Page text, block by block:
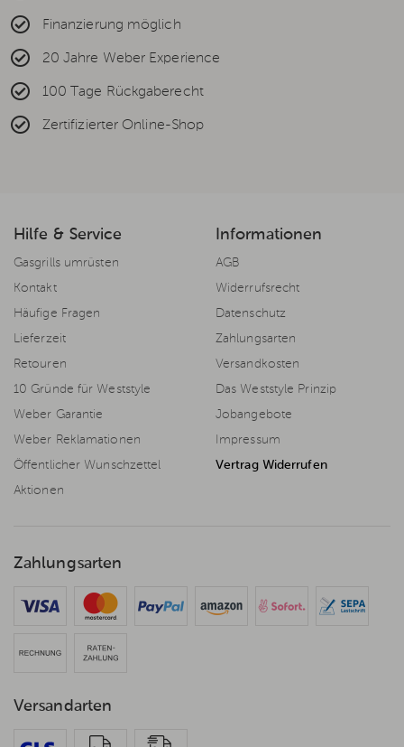
Finanzierung möglich
20 Jahre Weber Experience
100 Tage Rückgaberecht
Zertifizierter Online-Shop
Hilfe & Service
Gasgrills umrüsten
Kontakt
Häufige Fragen
Lieferzeit
Retouren
10 Gründe für Weststyle
Weber Garantie
Weber Reklamationen
Öffentlicher Wunschzettel
Aktionen
Informationen
AGB
Widerrufsrecht
Datenschutz
Zahlungsarten
Versandkosten
Das Weststyle Prinzip
Jobangebote
Impressum
Vertrag Widerrufen
Zahlungsarten
Versandarten